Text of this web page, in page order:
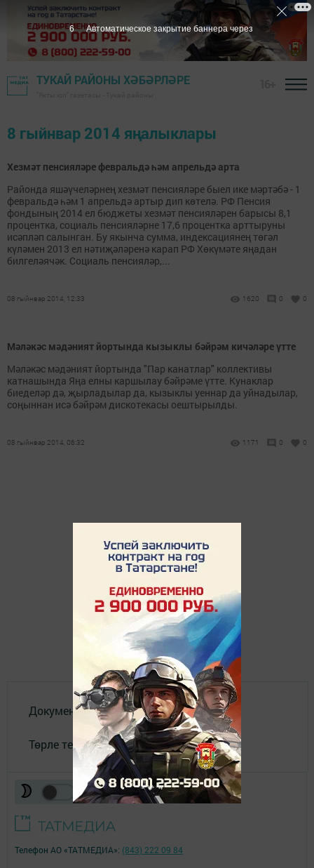
ТУКАЙ РАЙОНЫ ХӘБӘРЛӘРЕ
8 гыйнвар 2014 яңалыклары
Хезмәт пенсияләре февральдә һәм апрельдә арта
Районда яшәүчеләрнең хезмәт пенсияләре быел ике мәртәбә - 1
февральдә һәм 1 апрельдә артыр дип көтелә. РФ Пенсия
фондының 2014 ел бюджеты хезмәт пенсияләрен барысы 8,1
процентка, социаль пенсияләрне 17,6 процентка арттыруны
исәпләп салынган. Бу якынча сумма, индексациянең төгәл
күләмен 2013 ел нәтиҗәләренә карап РФ Хөкүмәте яңадан
билгеләячәк. Социаль пенсияләр,...
08 гыйнвар 2014, 12:33 1620 0 0
Мәләкәс мәдәният йортында кызыклы бәйрәм кичәләре үтте
Мәләкәс мәдәният йортында "Пар канатлар" коллективы
катнашында Яңа елны каршылау бәйрәме үтте. Кунаклар
биеделәр дә, җырладылар да, кызыклы уеннар да уйнадылар,
соңыннан исә бәйрәм дискотекасы оештырылды.
08 гыйнвар 2014, 06:32 1171 0 0
Документлар
Төрле темалар
Телефон АО «ТАТМЕДИА»: (843) 222 09 84
6 Автоматическое закрытие баннера через